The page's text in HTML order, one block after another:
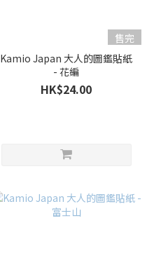
售完
Kamio Japan 大人的圖鑑貼紙
- 花編
HK$24.00